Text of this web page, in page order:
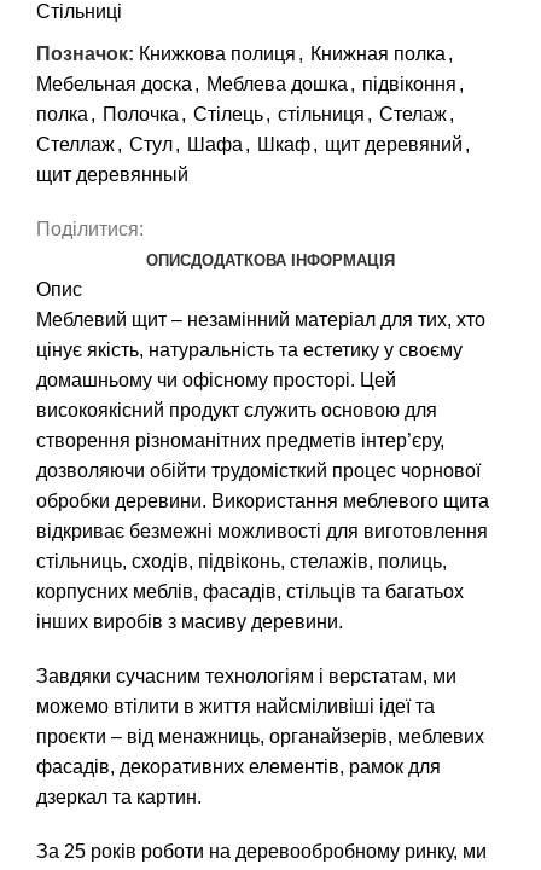
Стільниці
Позначок: Книжкова полиця , Книжная полка ,
Мебельная доска , Меблева дошка , підвіконня ,
полка , Полочка , Стілець, стільниця , Стелаж,
Стеллаж, Стул, Шафа , Шкаф, щит деревяний ,
щит деревянный
Поділитися:
ОПИСДОДАТКОВА ІНФОРМАЦІЯ
Опис
Меблевий щит – незамінний матеріал для тих, хто
цінує якість, натуральність та естетику у своєму
домашньому чи офісному просторі. Цей
високоякісний продукт служить основою для
створення різноманітних предметів інтер’єру,
дозволяючи обійти трудомісткий процес чорнової
обробки деревини. Використання меблевого щита
відкриває безмежні можливості для виготовлення
стільниць, сходів, підвіконь, стелажів, полиць,
корпусних меблів, фасадів, стільців та багатьох
інших виробів з масиву деревини.
Завдяки сучасним технологіям і верстатам, ми
можемо втілити в життя найсміливіші ідеї та
проєкти – від менажниць, органайзерів, меблевих
фасадів, декоративних елементів, рамок для
дзеркал та картин.
За 25 років роботи на деревообробному ринку, ми